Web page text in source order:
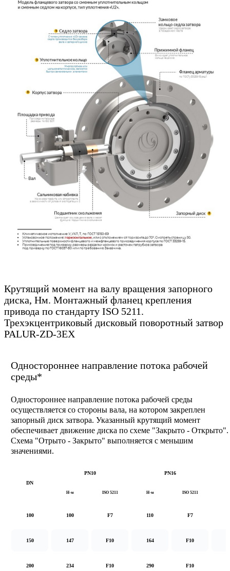
Крутящий момент на валу вращения запорного
диска, Нм. Монтажный фланец крепления
привода по стандарту ISO 5211.
Трехэкцентриковый дисковый поворотный затвор
PALUR-ZD-3EX
Одностороннее направление потока рабочей
среды*
Одностороннее направление потока рабочей среды
осуществляется со стороны вала, на котором закреплен
запорный диск затвора. Указанный крутящий момент
обеспечивает движение диска по схеме "Закрыто - Открыто".
Схема "Отрыто - Закрыто" выполняется с меньшим
значениями.
DN
PN10 PN16
Н·м ISO 5211 Н·м ISO 5211
100 100 F7 110 F7
150 147 F10 164 F10
200 234 F10 290 F10